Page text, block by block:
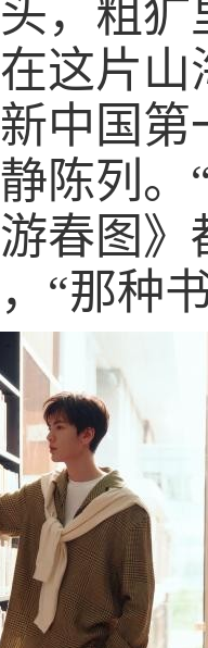
，粗
这片
中国
陈列
游春图
“那种